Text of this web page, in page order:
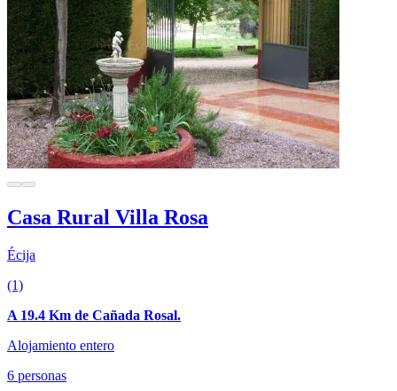
Casa Rural Villa Rosa
Écija
(1)
A 19.4 Km de Cañada Rosal.
Alojamiento entero
6 personas